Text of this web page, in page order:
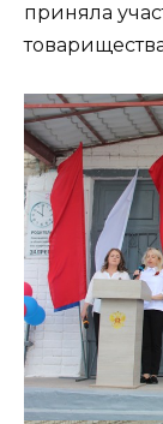
приняла